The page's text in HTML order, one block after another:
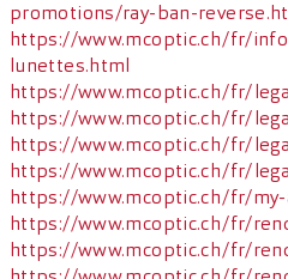
promotions/ray-ban-
https://www.mcoptic.ch/fr/
lunettes.html
https://www.mcoptic.ch/fr/
https://www.mcoptic.ch/fr/
https://www.mcoptic.ch/fr/
https://www.mcoptic.ch/fr/
https://www.mcoptic.ch/fr/my-
https://www.mcoptic.ch/fr/
https://www.mcoptic.ch/fr/